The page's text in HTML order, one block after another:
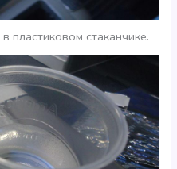
пластиковом стаканчике.